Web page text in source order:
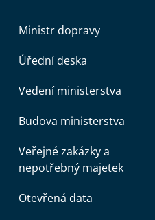
Ministr dopravy
Úřední deska
Vedení ministerstva
Budova ministerstva
Veřejné zakázky a
nepotřebný majetek
Otevřená data